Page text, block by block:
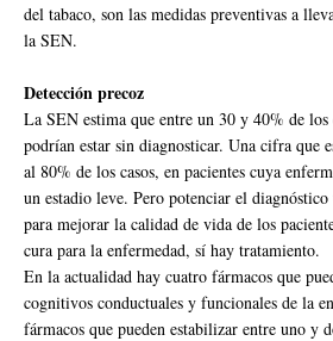
del tabaco, son las medidas preventivas a
la SEN.
Detección precoz
La SEN estima que entre un 30 y 40% de los
podrían estar sin diagnosticar. Una cifra que
al 80% de los casos, en pacientes cuya
un estadio leve. Pero potenciar el
para mejorar la calidad de vida de los
cura para la enfermedad, sí hay tratamiento.
En la actualidad hay cuatro fármacos que
cognitivos conductuales y funcionales de la
fármacos que pueden estabilizar entre uno y